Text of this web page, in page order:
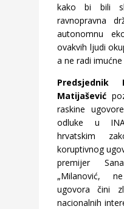
kako bi bili
ravnopravna
autonomnu
ovakvih ljudi
a ne radi
Predsjednik
Matijašević
raskine
odluke u
hrvatskim
koruptivnog
premijer
„Milanović,
ugovora čini
nacionalnih